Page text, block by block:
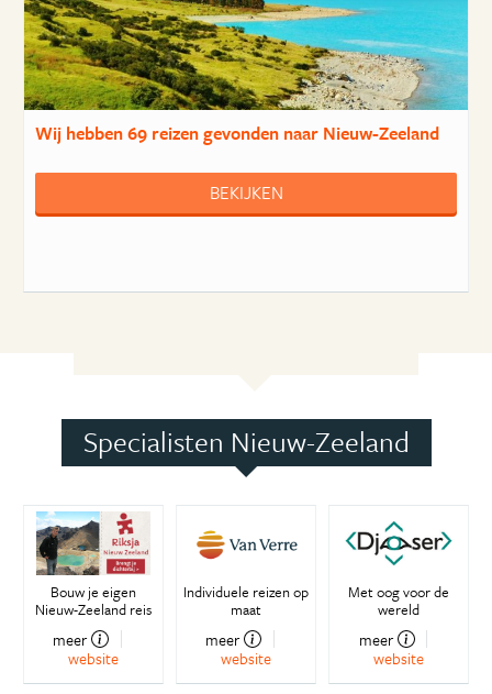
Wij hebben69 reizengevonden naar Nieuw-Zeeland
BEKIJKEN
Specialisten Nieuw-Zeeland
Bouw je eigen
Nieuw-Zeeland reis
meer
website
Individuele reizen op
maat
meer
website
Met oog voor de
wereld
meer
website